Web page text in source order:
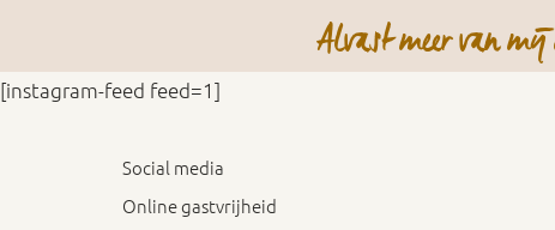
Alvast meer van
[instagram-feed feed=1]
Social media
Online gastvrijheid